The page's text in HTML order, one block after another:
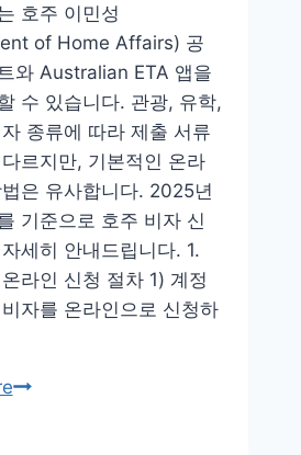
임
다
운
로
드
사
이
트
호주 이민성
of Home Affairs) 공
와 Australian ETA 앱을
수 있습니다. 관광, 유학,
종류에 따라 제출 서류
르지만, 기본적인 온라
은 유사합니다. 2025년
기준으로 호주 비자 신
세히 안내드립니다. 1.
라인 신청 절차 1) 계정
자를 온라인으로 신청하
호